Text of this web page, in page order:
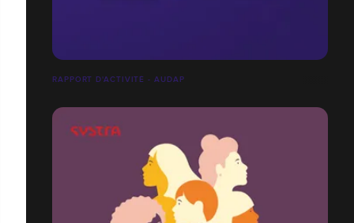
RAPPORT D'ACTIVITÉ - AUDAP